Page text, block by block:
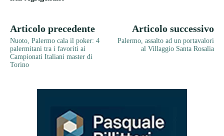
Articolo precedente
Nuoto, Palermo cala il poker: 4
palermitani tra i favoriti ai
Campionati Italiani master di
Torino
Articolo successivo
Palermo, assalto ad un portavalori
al Villaggio Santa Rosalia